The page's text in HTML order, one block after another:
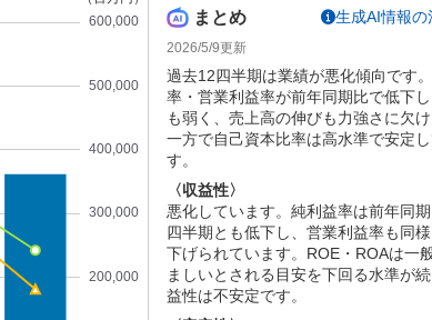
まとめ 生成AI情報の
2026/5/9更新
過去12四半期は業績が悪化傾向です
率・営業利益率が前年同期比で低下
も弱く、売上高の伸びも力強さに欠け
一方で自己資本比率は高水準で安定し
す。
〈収益性〉
悪化しています。純利益率は前年同
四半期とも低下し、営業利益率も同
下げられています。ROE・ROAは一
ましいとされる目安を下回る水準が
益性は不安定です。